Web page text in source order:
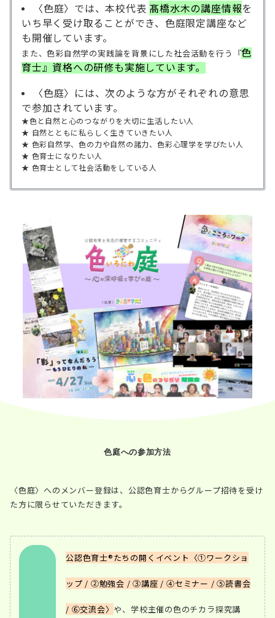
〈色庭〉では、本校代表 髙橋水木の講座情報を
いち早く受け取ることができ、色庭限定講座など
も開催しています。
また、色彩自然学の実践論を背景にした社会活動を行う『色
育士』資格への研修も実施しています。
〈色庭〉には、次のような方がそれぞれの意思
で参加されています。
★色と自然と心のつながりを大切に生活したい人
★ 自然とともに私らしく生きていきたい人
★ 色彩自然学、色の力や自然の諸力、色彩心理学を学びたい人
★ 色育士になりたい人
★ 色育士として社会活動をしている人
色庭への参加方法
〈色庭〉へのメンバー登録は、公認色育士からグループ招待を受け
た方に限らせていただきます。
公認色育士®たちの開くイベント〈①ワークショ
ップ / ②勉強会 / ③講座 / ④セミナー / ⑤読書会
/ ⑥交流会〉 や、学校主催の色のチカラ探究講